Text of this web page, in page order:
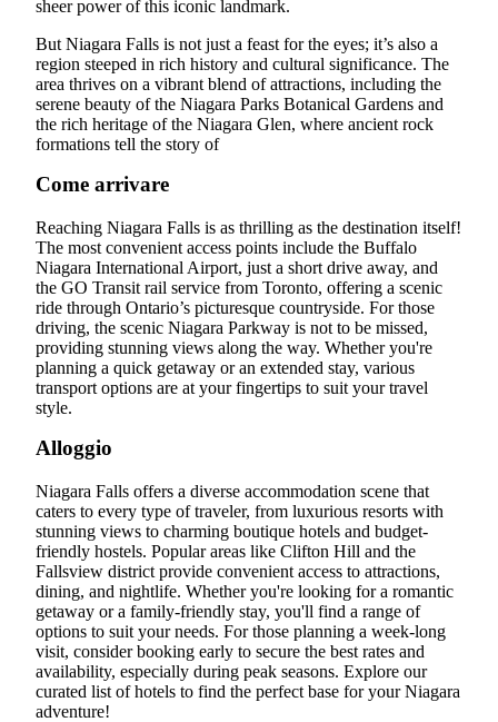
sheer power of this iconic landmark.
But Niagara Falls is not just a feast for the eyes; it’s also a
region steeped in rich history and cultural significance. The
area thrives on a vibrant blend of attractions, including the
serene beauty of the Niagara Parks Botanical Gardens and
the rich heritage of the Niagara Glen, where ancient rock
formations tell the story of
Come arrivare
Reaching Niagara Falls is as thrilling as the destination itself!
The most convenient access points include the Buffalo
Niagara International Airport, just a short drive away, and
the GO Transit rail service from Toronto, offering a scenic
ride through Ontario’s picturesque countryside. For those
driving, the scenic Niagara Parkway is not to be missed,
providing stunning views along the way. Whether you're
planning a quick getaway or an extended stay, various
transport options are at your fingertips to suit your travel
style.
Alloggio
Niagara Falls offers a diverse accommodation scene that
caters to every type of traveler, from luxurious resorts with
stunning views to charming boutique hotels and budget-
friendly hostels. Popular areas like Clifton Hill and the
Fallsview district provide convenient access to attractions,
dining, and nightlife. Whether you're looking for a romantic
getaway or a family-friendly stay, you'll find a range of
options to suit your needs. For those planning a week-long
visit, consider booking early to secure the best rates and
availability, especially during peak seasons. Explore our
curated list of hotels to find the perfect base for your Niagara
adventure!